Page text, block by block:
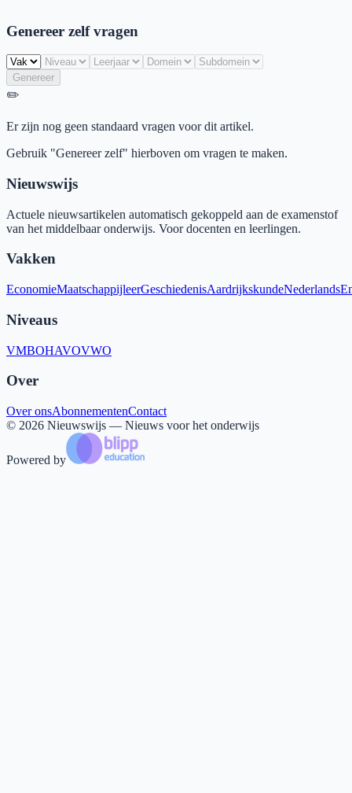
Genereer zelf vragen
Genereer
✏️
Er zijn nog geen standaard vragen voor dit artikel.
Gebruik "Genereer zelf" hierboven om vragen te maken.
Nieuwswijs
Actuele nieuwsartikelen automatisch gekoppeld aan de examenstof
van het middelbaar onderwijs. Voor docenten en leerlingen.
Vakken
EconomieMaatschappijleerGeschiedenisAardrijkskundeNederlands
Niveaus
VMBOHAVOVWO
Over
Over onsAbonnementenContact
© 2026 Nieuwswijs — Nieuws voor het onderwijs
Powered by